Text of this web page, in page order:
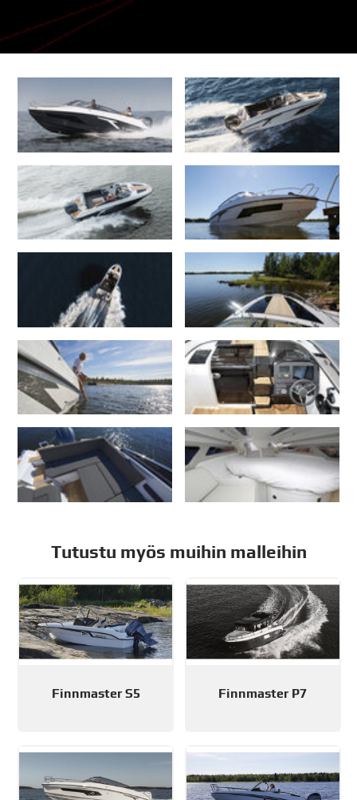
Tutustu myös muihin malleihin
Finnmaster S5 Finnmaster P7